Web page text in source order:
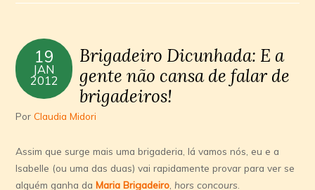
19
JAN
2012
Brigadeiro Dicunhada: E a
gente não cansa de falar de
brigadeiros!
PorClaudia Midori
Assim que surge mais uma brigaderia, lá vamos nós, eu e a
Isabelle (ou uma das duas) vai rapidamente provar para ver se
alguém ganha daMaria Brigadeiro hors concours